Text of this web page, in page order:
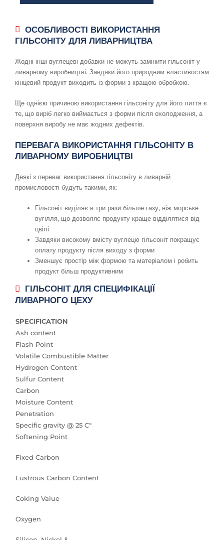
ОСОБЛИВОСТІ ВИКОРИСТАННЯ
ГІЛЬСОНІТУ ДЛЯ ЛИВАРНИЦТВА
Жодні інші вуглецеві добавки не можуть замінити гільсоніт у
ливарному виробництві. Завдяки його природним властивостям
кінцевий продукт виходить із форми з кращою обробкою.
Ще однією причиною використання гільсоніту для його лиття є
те, що виріб легко виймається з форми після охолодження, а
поверхня виробу не має жодних дефектів.
ПЕРЕВАГА ВИКОРИСТАННЯ ГІЛЬСОНІТУ В
ЛИВАРНОМУ ВИРОБНИЦТВІ
Деякі з переваг використання гільсоніту в ливарній
промисловості будуть такими, як:
Гільсоніт виділяє в три рази більше газу, ніж морське
вугілля, що дозволяє продукту краще відділятися від
цвілі
Завдяки високому вмісту вуглецю гільсоніт покращує
оплату продукту після виходу з форми
Зменшує простір між формою та матеріалом і робить
продукт більш продуктивним
ГІЛЬСОНІТ ДЛЯ СПЕЦИФІКАЦІЇ
ЛИВАРНОГО ЦЕХУ
SPECIFICATION
Ash content
Flash Point
Volatile Combustible Matter
Hydrogen Content
Sulfur Content
Carbon
Moisture Content
Penetration
Specific gravity @ 25 C°
Softening Point
Fixed Carbon
Lustrous Carbon Content
Coking Value
Oxygen